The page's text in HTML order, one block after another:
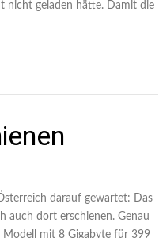
nicht geladen hätte. Damit die
darauf gewartet: Das
auch dort erschienen. Genau
Modell mit 8 Gigabyte für 399